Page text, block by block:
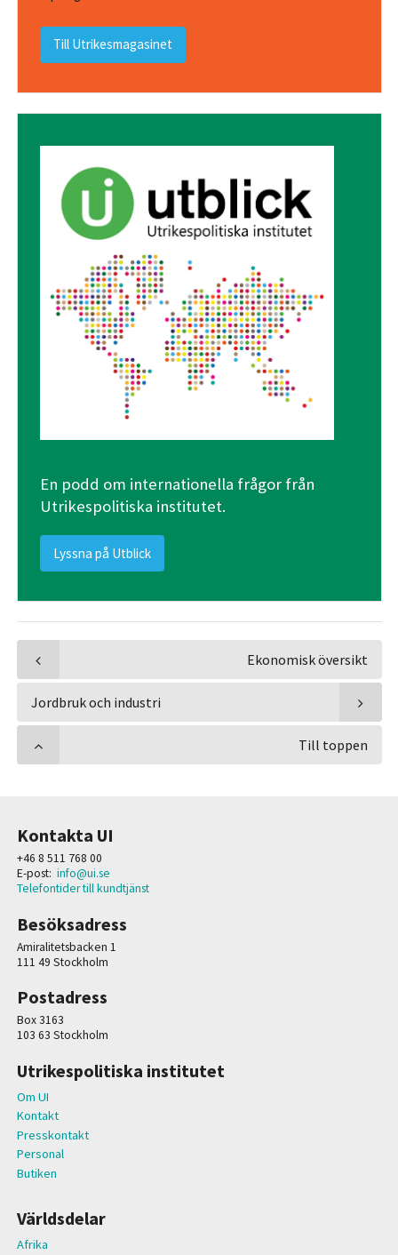
Till Utrikesmagasinet
En podd om internationella frågor från
Utrikespolitiska institutet.
Lyssna på Utblick
Ekonomisk översikt
Jordbruk och industri
Till toppen
Kontakta UI
+46 8 511 768 00
E-post: info@ui.se
Telefontider till kundtjänst
Besöksadress
Amiralitetsbacken 1
111 49 Stockholm
Postadress
Box 3163
103 63 Stockholm
Utrikespolitiska institutet
Om UI
Kontakt
Presskontakt
Personal
Butiken
Världsdelar
Afrika